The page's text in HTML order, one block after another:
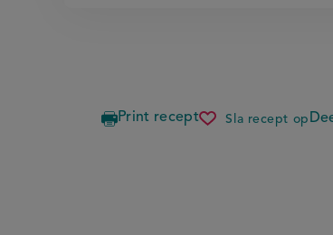
Print recept Sla recept op
zomerse